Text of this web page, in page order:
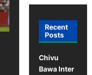
Recent
Posts
Chivu
Bawa Inter